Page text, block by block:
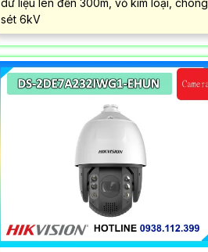
dữ liệu lên đến 300m, vỏ kim loại, chông
sét 6kV